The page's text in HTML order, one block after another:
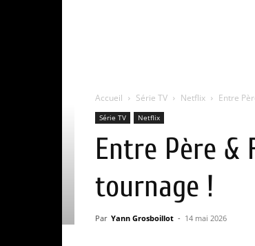
Accueil Série TV Netflix Entre
Série TV Netflix
Entre Père &
tournage !
Par Yann Grosboillot - 14 mai 2026